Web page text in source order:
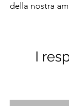
della nostra
I